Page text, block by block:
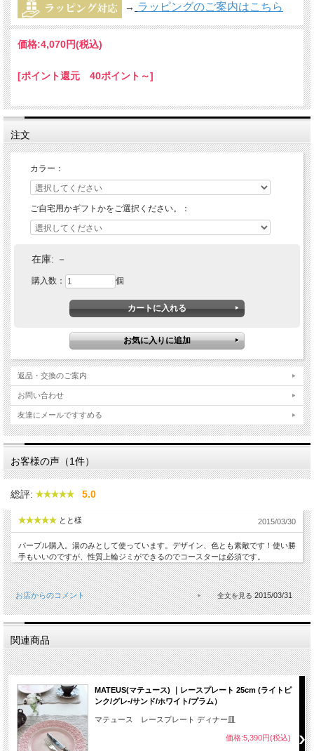
→ ラッピングのご案内はこちら
価格:4,070円(税込)
[ポイント還元 40ポイント～]
注文
カラー：
ご自宅用かギフトかをご選択ください。：
在庫: －
購入数： 個
返品・交換のご案内
お問い合わせ
友達にメールですすめる
お客様の声（1件）
総評: 5.0
とと様 2015/03/30
パープル購入。湯のみとして使っています。デザイン、色とも素敵です！使い勝
手もいいのですが、性質上輪ジミができるのでコースターは必須です。
お店からのコメント 2015/03/31
関連商品
MATEUS(マテュース) ｜レースプレート 25cm (ライトピ
ンク/グレ-/サンド/ホワイト/プラム）
マテュース レースプレート ディナー皿
価格:5,390円(税込)